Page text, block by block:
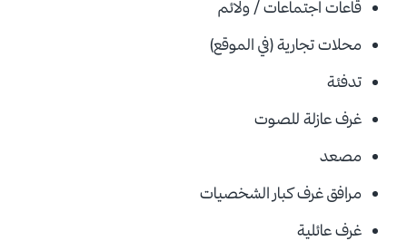
قاعات اجتماعات / ولائم
محلات تجارية (في الموقع)
تدفئة
غرف عازلة للصوت
مصعد
مرافق غرف كبار الشخصيات
غرف عائلية